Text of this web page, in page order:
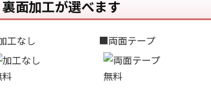
裏面加工が選べます
工なし
料
■両面テープ
無料